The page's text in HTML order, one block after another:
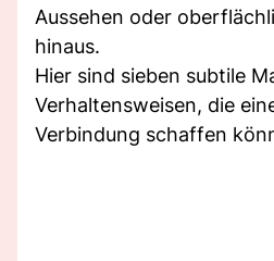
Aussehen oder
hinaus.
Hier sind sieben subtile
Verhaltensweisen, die
Verbindung schaffen